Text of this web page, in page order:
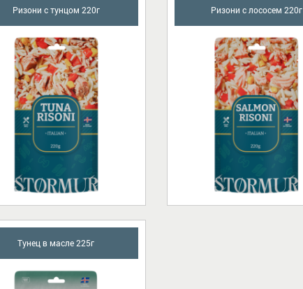
Ризони с тунцом 220г Ризони с лососем 220г
Тунец в масле 225г